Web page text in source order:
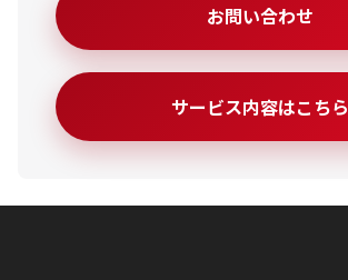
お問い合わせ
サービス内容はこちら